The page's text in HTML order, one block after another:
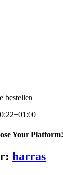
bestellen
Your Platform!
harras